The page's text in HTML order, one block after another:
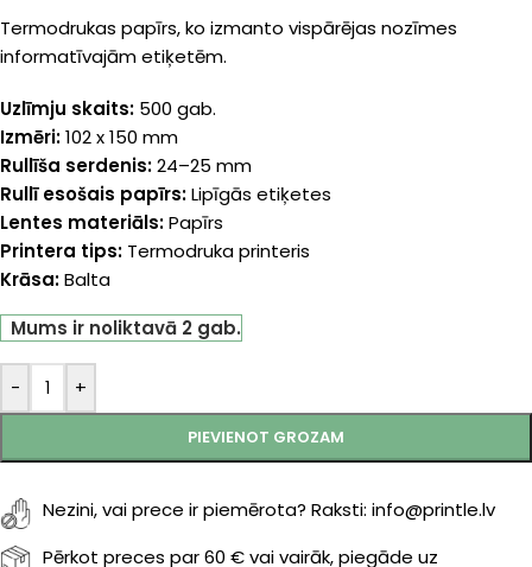
Termodrukas papīrs, ko izmanto vispārējas nozīmes
informatīvajām etiķetēm.
Uzlīmju skaits: 500 gab.
Izmēri:102 x 150 mm
Rullīša serdenis:24–25 mm
Rullī esošais papīrs:Lipīgās etiķetes
Lentes materiāls:Papīrs
Printera tips: Termodruka printeris
Krāsa:Balta
Mums ir noliktavā 2 gab.
- +
PIEVIENOT GROZAM
Nezini, vai prece ir piemērota? Raksti: info@printle.lv
Pērkot preces par 60 € vai vairāk, piegāde uz